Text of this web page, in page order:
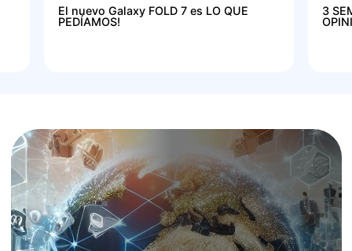
El nuevo Galaxy FOLD 7 es LO QUE
PEDÍAMOS!
3